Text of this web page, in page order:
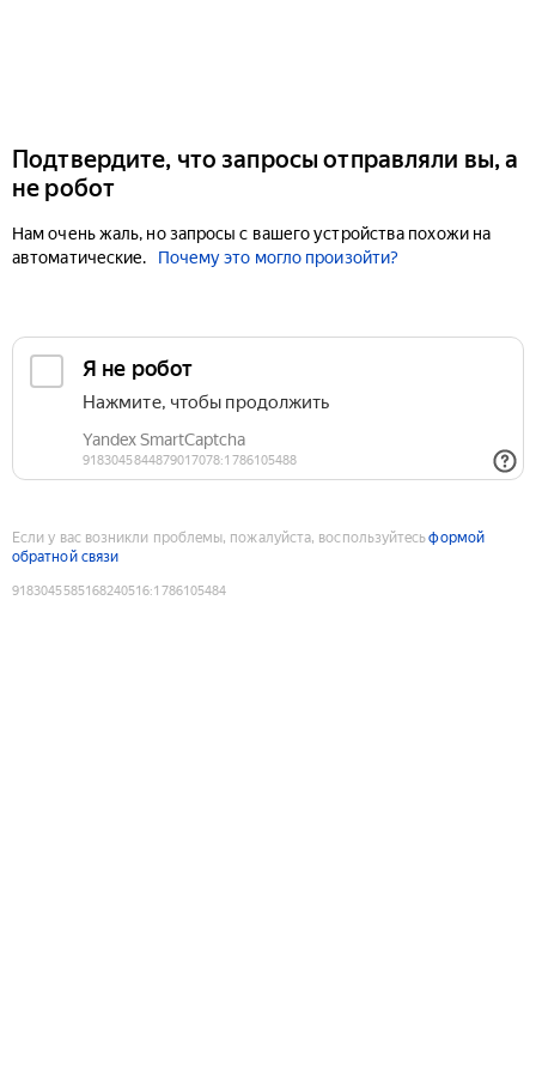
Подтвердите, что запросы отправляли вы, а
не робот
Нам очень жаль, но запросы с вашего устройства похожи на
автоматические.
Почему это могло произойти?
Если у вас возникли проблемы, пожалуйста, воспользуйтесьформой
обратной связи
9183045585168240516:1786105484